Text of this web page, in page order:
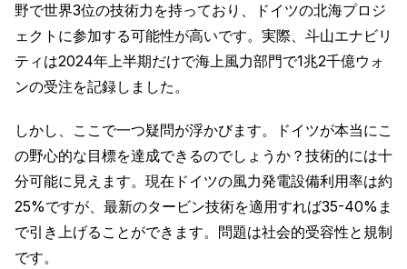
野で世界3位の技術力を持っており、ドイツの北海プロジ
ェクトに参加する可能性が高いです。実際、斗山エナビリ
ティは2024年上半期だけで海上風力部門で1兆2千億ウォ
ンの受注を記録しました。
しかし、ここで一つ疑問が浮かびます。ドイツが本当にこ
の野心的な目標を達成できるのでしょうか？技術的には十
分可能に見えます。現在ドイツの風力発電設備利用率は約
25%ですが、最新のタービン技術を適用すれば35-40%ま
で引き上げることができます。問題は社会的受容性と規制
です。